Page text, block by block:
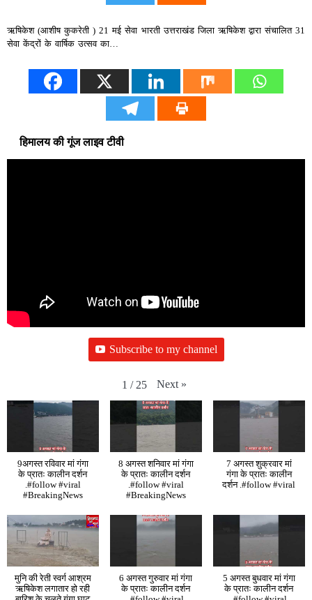
ऋषिकेश (आशीष कुकरेती ) 21 मई सेवा भारती उत्तराखंड जिला ऋषिकेश द्वारा संचालित 31
सेवा केंद्रों के वार्षिक उत्सव का…
हिमालय की गूंज लाइव टीवी
Subscribe to my channel
1 / 25 Next »
9अगस्त रविवार मां गंगा
के प्रातः कालीन दर्शन
.#follow #viral
#BreakingNews
8 अगस्त शनिवार मां गंगा
के प्रातः कालीन दर्शन
.#follow #viral
#BreakingNews
7 अगस्त शुक्रवार मां
गंगा के प्रातः कालीन
दर्शन .#follow #viral
मुनि की रेती स्वर्ग आश्रम
ऋषिकेश लगातार हो रही
6 अगस्त गुरुवार मां गंगा
के प्रातः कालीन दर्शन
5 अगस्त बुधवार मां गंगा
के प्रातः कालीन दर्शन